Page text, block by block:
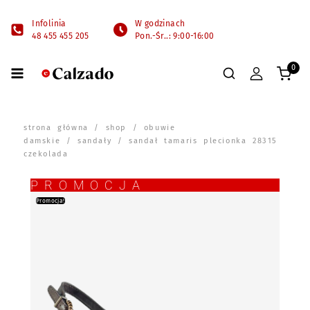
Infolinia
48 455 455 205
W godzinach
Pon.-Śr..: 9:00-16:00
0
strona główna / shop / obuwie
damskie /sandały / sandał tamaris plecionka 28315
czekolada
PROMOCJA
Promocja!